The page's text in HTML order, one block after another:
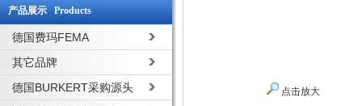
产品展示 Products
德国费玛FEMA
其它品牌
德国BURKERT采购源头
点击放大